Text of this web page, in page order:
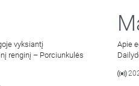
vyksiantį
renginį – Porciunkulės
Apie